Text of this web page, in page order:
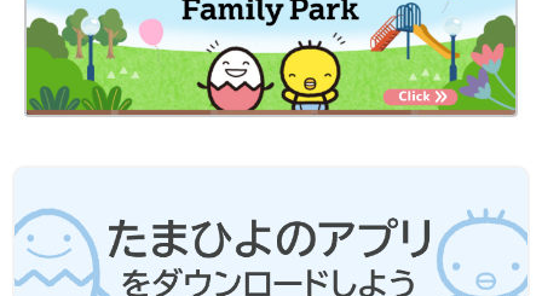
前田菜穂子
PROFILE）
みつめFP事務所代表で、１級ＦＰ技能士（国家資格）、ＣＦＰ
®（日本ＦＰ協会）、育勉®インストラクター、日本学生支援機
た13年間の会社員生活での挫折や長く続いた不妊治療経験など、
人生の壁にぶつかったことをきっかけに、金融業界未経験ながら
５年間猛勉強してFPの資格を取得。“今より幸せで円満な家庭づ
くりのお手伝い”をモットーとし、娘として、妻として、母とし